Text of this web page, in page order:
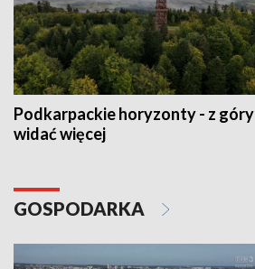
Podkarpackie horyzonty - z góry
widać więcej
GOSPODARKA